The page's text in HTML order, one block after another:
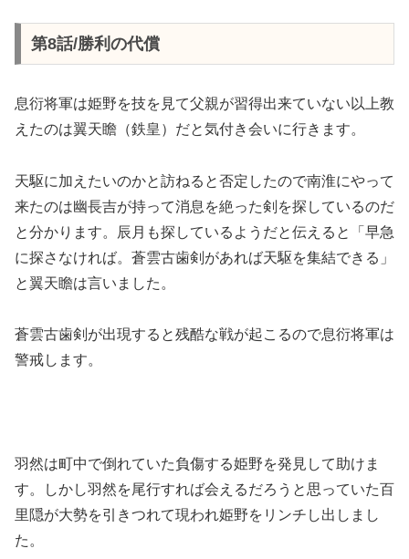
第8話/勝利の代償
息衍将軍は姫野を技を見て父親が習得出来ていない以上教
えたのは翼天瞻（鉄皇）だと気付き会いに行きます。
天駆に加えたいのかと訪ねると否定したので南淮にやって
来たのは幽長吉が持って消息を絶った剣を探しているのだ
と分かります。辰月も探しているようだと伝えると「早急
に探さなければ。蒼雲古歯剣があれば天駆を集結できる」
と翼天瞻は言いました。
蒼雲古歯剣が出現すると残酷な戦が起こるので息衍将軍は
警戒します。
羽然は町中で倒れていた負傷する姫野を発見して助けま
す。しかし羽然を尾行すれば会えるだろうと思っていた百
里隠が大勢を引きつれて現われ姫野をリンチし出しまし
た。